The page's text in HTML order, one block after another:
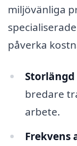
miljövänliga
påverka
bredare
arbete.
Frekvens